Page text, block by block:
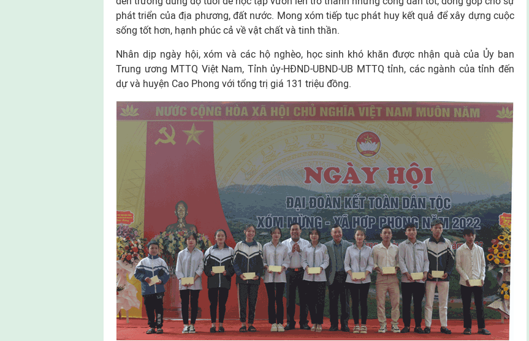
phát triển của địa phương, đất nước. Mong xóm tiếp tục phát huy kết quả để xây dựng cuộc
sống tốt hơn, hạnh phúc cả về vật chất và tinh thần.
Nhân dịp ngày hội, xóm và các hộ nghèo, học sinh khó khăn được nhận quà của Ủy ban
Trung ương MTTQ Việt Nam, Tỉnh ủy-HĐND-UBND-UB MTTQ tỉnh, các ngành của tỉnh đến
dự và huyện Cao Phong với tổng trị giá 131 triệu đồng.